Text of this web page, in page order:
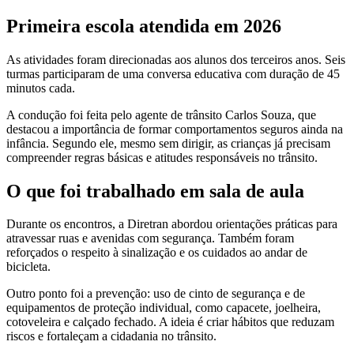
Primeira escola atendida em 2026
As atividades foram direcionadas aos alunos dos terceiros anos. Seis
turmas participaram de uma conversa educativa com duração de 45
minutos cada.
A condução foi feita pelo agente de trânsito Carlos Souza, que
destacou a importância de formar comportamentos seguros ainda na
infância. Segundo ele, mesmo sem dirigir, as crianças já precisam
compreender regras básicas e atitudes responsáveis no trânsito.
O que foi trabalhado em sala de aula
Durante os encontros, a Diretran abordou orientações práticas para
atravessar ruas e avenidas com segurança. Também foram
reforçados o respeito à sinalização e os cuidados ao andar de
bicicleta.
Outro ponto foi a prevenção: uso de cinto de segurança e de
equipamentos de proteção individual, como capacete, joelheira,
cotoveleira e calçado fechado. A ideia é criar hábitos que reduzam
riscos e fortaleçam a cidadania no trânsito.